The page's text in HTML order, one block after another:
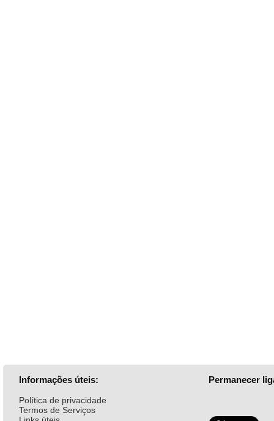
Informações úteis:
Política de privacidade
Termos de Serviços
Permanecer